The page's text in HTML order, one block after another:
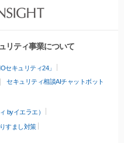
リティ事業について
セキュリティ24」
セキュリティ相談AIチャットボット
byイエラエ）
すまし対策